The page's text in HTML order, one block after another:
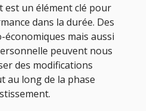
est un élément clé pour
dans la durée. Des
mais aussi
peuvent nous
des modifications
au long de la phase